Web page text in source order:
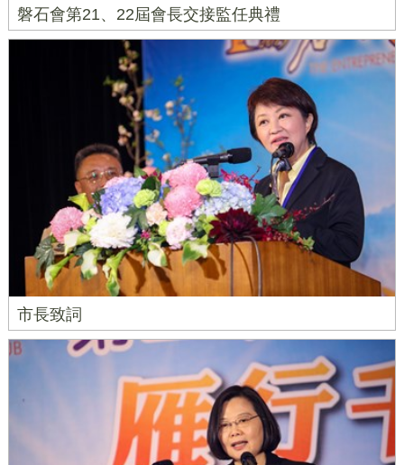
磐石會第21、22屆會長交接監任典禮
市長致詞